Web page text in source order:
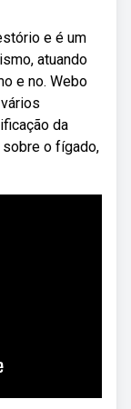
e é um
atuando
e no. Webo
da
sobre o fígado,